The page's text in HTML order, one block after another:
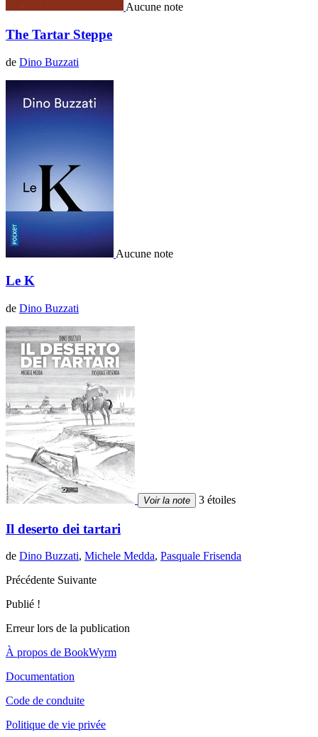
Aucune note
The Tartar Steppe
de Dino Buzzati
Aucune note
Le K
de Dino Buzzati
Voir la note 3 étoiles
Il deserto dei tartari
de Dino Buzzati, Michele Medda, Pasquale Frisenda
Précédente Suivante
Publié !
Erreur lors de la publication
À propos de BookWyrm
Documentation
Code de conduite
Politique de vie privée